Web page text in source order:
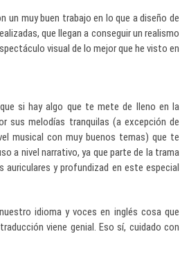
un muy buen trabajo en lo que a diseño de
que llegan a conseguir un realismo
visual de lo mejor que he visto en
si hay algo que te mete de lleno en la
sus melodías tranquilas (a excepción de
musical con muy buenos temas) que te
a nivel narrativo, ya que parte de la trama
y profundizad en este especial
idioma y voces en inglés cosa que
viene genial. Eso sí, cuidado con